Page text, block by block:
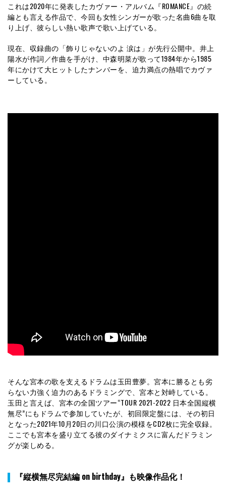
これは2020年に発表したカヴァー・アルバム『ROMANCE』の続
編とも言える作品で、今回も女性シンガーが歌った名曲6曲を取
り上げ、彼らしい熱い歌声で歌い上げている。
現在、収録曲の「飾りじゃないのよ 涙は」が先行公開中。井上
陽水が作詞／作曲を手がけ、中森明菜が歌って1984年から1985
年にかけて大ヒットしたナンバーを、迫力満点の熱唱でカヴァ
ーしている。
そんな宮本の歌を支えるドラムは玉田豊夢。宮本に勝るとも劣
らない力強く迫力のあるドラミングで、宮本と対峙している。
玉田と言えば、宮本の全国ツアー“TOUR 2021-2022 日本全国縦横
無尽”にもドラムで参加していたが、初回限定盤には、その初日
となった2021年10月20日の川口公演の模様をCD2枚に完全収録。
ここでも宮本を盛り立てる彼のダイナミクスに富んだドラミン
グが楽しめる。
『縦横無尽完結編 on birthday』も映像作品化！